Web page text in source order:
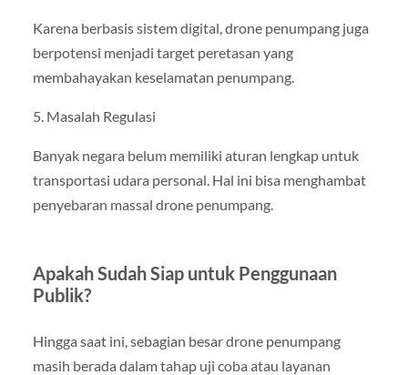
Karena berbasis sistem digital, drone penumpang juga
berpotensi menjadi target peretasan yang
membahayakan keselamatan penumpang.
5. Masalah Regulasi
Banyak negara belum memiliki aturan lengkap untuk
transportasi udara personal. Hal ini bisa menghambat
penyebaran massal drone penumpang.
Apakah Sudah Siap untuk Penggunaan
Publik?
Hingga saat ini, sebagian besar drone penumpang
masih berada dalam tahap uji coba atau layanan